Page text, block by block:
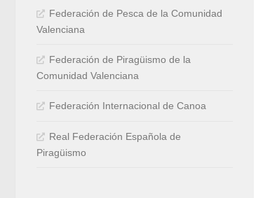
Federación de Pesca de la Comunidad
Valenciana
Federación de Piragüismo de la
Comunidad Valenciana
Federación Internacional de Canoa
Real Federación Española de
Piragüismo